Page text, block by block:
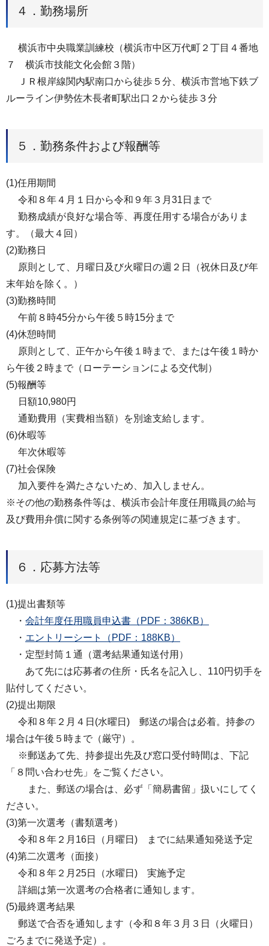
４．勤務場所
横浜市中央職業訓練校（横浜市中区万代町２丁目４番地
７ 横浜市技能文化会館３階）
ＪＲ根岸線関内駅南口から徒歩５分、横浜市営地下鉄ブ
ルーライン伊勢佐木長者町駅出口２から徒歩３分
５．勤務条件および報酬等
(1)任⽤期間
令和８年４月１日から令和９年３月31日まで
勤務成績が良好な場合等、再度任用する場合がありま
す。（最大４回）
(2)勤務日
原則として、月曜日及び火曜日の週２日（祝休日及び年
末年始を除く。）
(3)勤務時間
午前８時45分から午後５時15分まで
(4)休憩時間
原則として、正午から午後１時まで、または午後１時か
ら午後２時まで（ローテーションによる交代制）
(5)報酬等
⽇額10,980円
通勤費用（実費相当額）を別途支給します。
(6)休暇等
年次休暇等
(7)社会保険
加入要件を満たさないため、加入しません。
※その他の勤務条件等は、横浜市会計年度任⽤職員の給与
及び費⽤弁償に関する条例等の関連規定に基づきます。
６．応募⽅法等
(1)提出書類等
・ 会計年度任用職員申込書（PDF：386KB）
・ エントリーシート（PDF：188KB）
・定型封筒１通（選考結果通知送付用）
あて先には応募者の住所・氏名を記入し、110円切手を
貼付してください。
(2)提出期限
令和８年２月４日(水曜日) 郵送の場合は必着。持参の
場合は午後５時まで（厳守）。
※郵送あて先、持参提出先及び窓口受付時間は、下記
「８問い合わせ先」をご覧ください。
また、郵送の場合は、必ず「簡易書留」扱いにしてく
ださい。
(3)第一次選考（書類選考）
令和８年２月16日（月曜⽇) までに結果通知発送予定
(4)第二次選考（⾯接）
令和８年２月25日（水曜⽇) 実施予定
詳細は第一次選考の合格者に通知します。
(5)最終選考結果
郵送で合否を通知します（令和８年３月３日（火曜日）
ごろまでに発送予定）。